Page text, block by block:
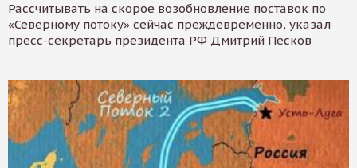
Рассчитывать на скорое возобновление поставок по
«Северному потоку» сейчас преждевременно, указал
пресс-секретарь президента РФ Дмитрий Песков